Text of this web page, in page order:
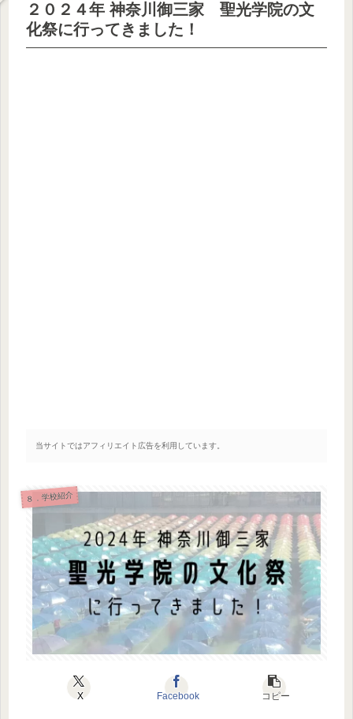
２０２４年 神奈川御三家 聖光学院の文
化祭に行ってきました！
当サイトではアフィリエイト広告を利用しています。
８．学校紹介
X Facebook コピー